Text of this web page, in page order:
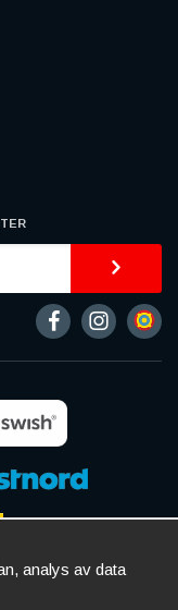
analys av data